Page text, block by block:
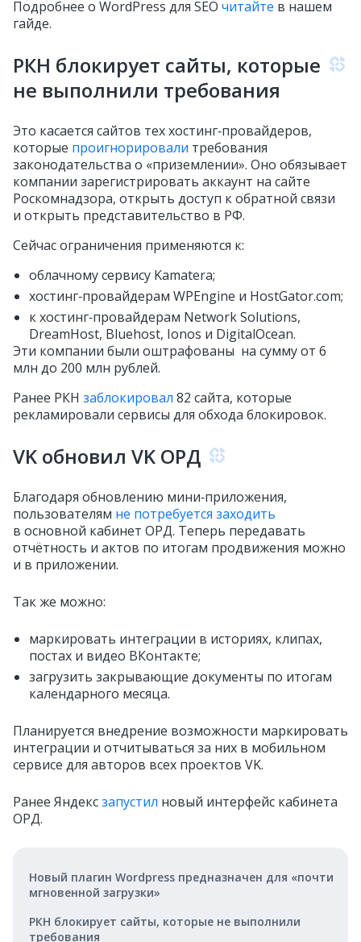
Подробнее о WordPress для SEO читайте в нашем
гайде.
РКН блокирует сайты, которые
не выполнили требования
Это касается сайтов тех хостинг‑провайдеров,
которые проигнорировали требования
законодательства о «приземлении». Оно обязывает
компании зарегистрировать аккаунт на сайте
Роскомнадзора, открыть доступ к обратной связи
и открыть представительство в РФ.
Сейчас ограничения применяются к:
облачному сервису Kamatera;
хостинг‑провайдерам WPEngine и HostGator.com;
к хостинг‑провайдерам Network Solutions,
DreamHost, Bluehost, Ionos и DigitalOcean.
Эти компании были оштрафованы на сумму от 6
млн до 200 млн рублей.
Ранее РКН заблокировал 82 сайта, которые
рекламировали сервисы для обхода блокировок.
VK обновил VK ОРД
Благодаря обновлению мини‑приложения,
пользователям не потребуется заходить
в основной кабинет ОРД. Теперь передавать
отчётность и актов по итогам продвижения можно
и в приложении.
Так же можно:
маркировать интеграции в историях, клипах,
постах и видео ВКонтакте;
загрузить закрывающие документы по итогам
календарного месяца.
Планируется внедрение возможности маркировать
интеграции и отчитываться за них в мобильном
сервисе для авторов всех проектов VK.
Ранее Яндексзапустил новый интерфейс кабинета
ОРД.
Новый плагин Wordpress предназначен для «почти
мгновенной загрузки»
РКН блокирует сайты, которые не выполнили
требования